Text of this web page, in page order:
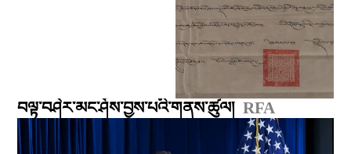
བལྟ་བཤེར་མང་ཤོས་བྱས་པའི་གནས་ཚུལ། RFA